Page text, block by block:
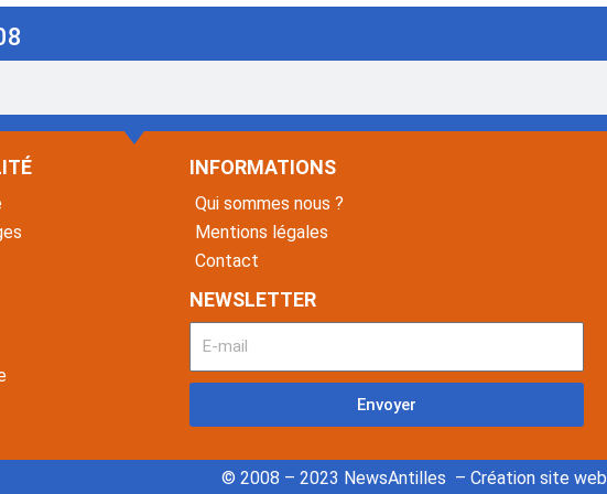
INFORMATIONS
Qui sommes nous ?
Mentions légales
Contact
NEWSLETTER
Envoyer
© 2008 – 2023 NewsAntilles – Création site web